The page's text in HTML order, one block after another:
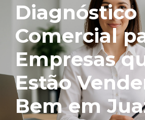
Diagnóstico
Comercial
Empresas
Estão
Bem em